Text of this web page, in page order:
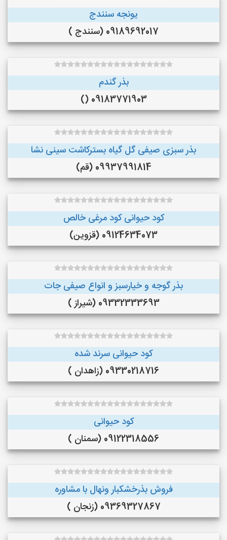
یونجه سنندج
09189692017 (سنندج )
بذر گندم
09183771903 ()
بذر سبزی صیفی گل گیاه بسترکاشت سینی نشا
09937991814 (قم)
کود حیوانی کود مرغی خالص
09124634073 (قزوین)
بذر گوجه و خیارسبز و انواع صیفی جات
09332333693 (شیراز )
کود حیوانی سرند شده
09330218716 (زاهدان )
کود حیوانی
09122318556 (سمنان )
فروش بذرخشکبار ونهال با مشاوره
09369327867 (زنجان )